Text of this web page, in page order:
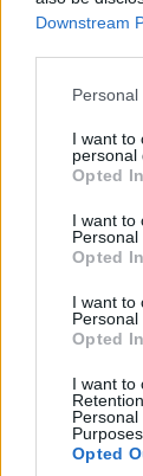
Downstream
I want to
personal
Opted In
I want to
Personal
Opted In
I want to
Personal
Opted In
I want to
Opted